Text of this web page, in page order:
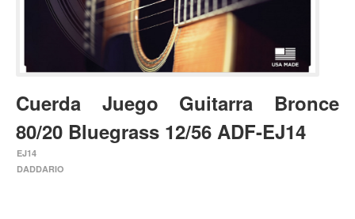
Electrico
Acustico
Estuches y fundas
Fajas
Accesorios
Cuerda Juego Guitarra Bronce
80/20 Bluegrass 12/56 ADF-EJ14
EJ14
DADDARIO